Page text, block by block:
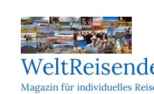
Inhalt
springen
Magazin für individuelles